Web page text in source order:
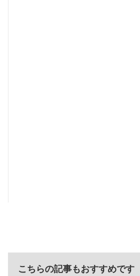
こちらの記事もおすすめです